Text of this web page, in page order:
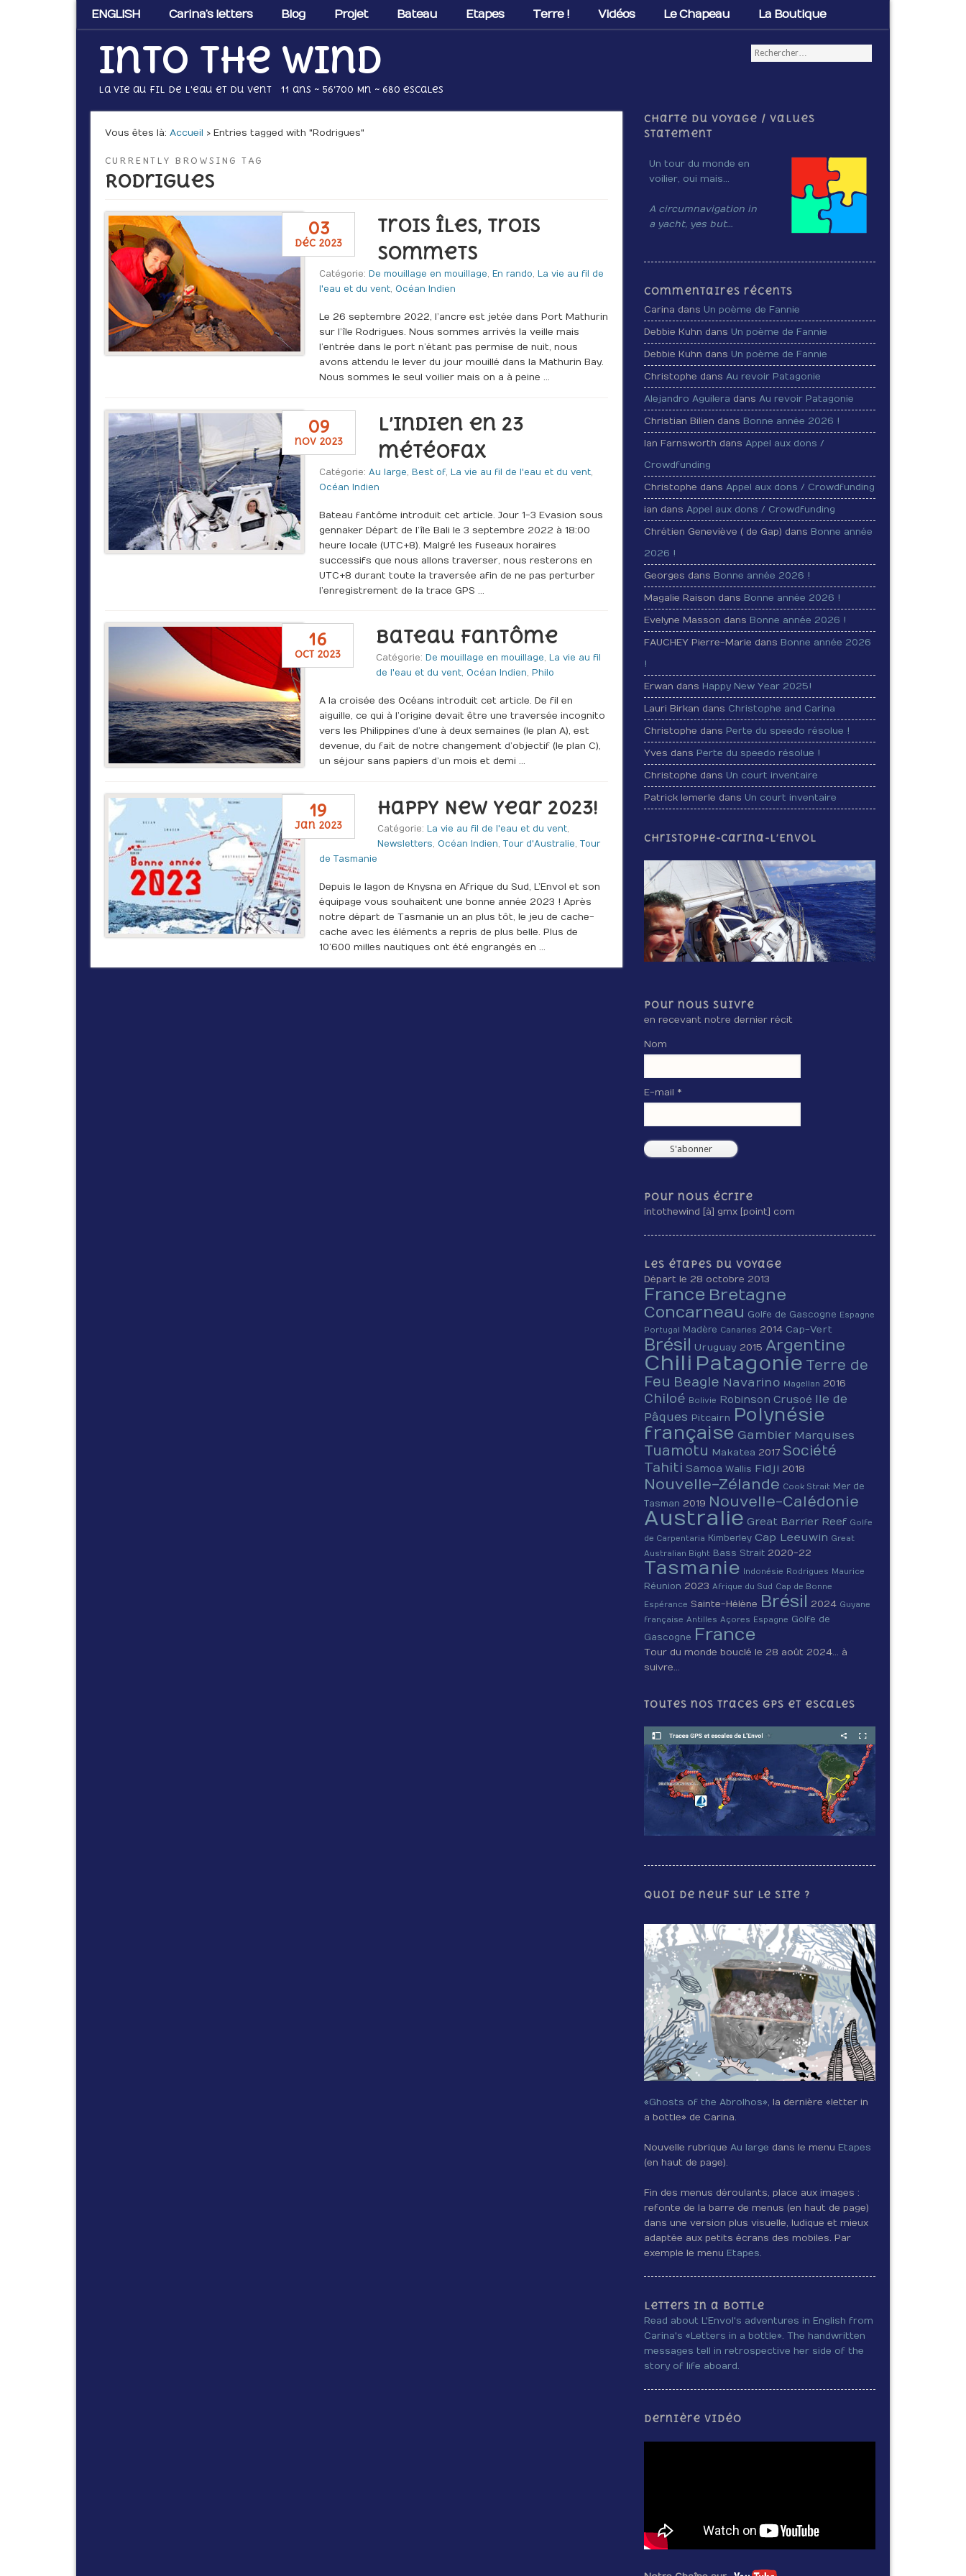
ENGLISH Carina’s letters Blog Projet Bateau Etapes Terre ! Vidéos Le Chapeau La Boutique
Into the wind
La vie au fil de l'eau et du vent 11 ans ~ 56’700 Mn ~ 680 escales
Vous êtes là : Accueil › Entries tagged with "Rodrigues"
CURRENTLY BROWSING TAG
Rodrigues
03
déc 2023
Trois îles, trois
sommets
Catégorie: De mouillage en mouillage En rando La vie au fil de
l'eau et du vent, Océan Indien
Le 26 septembre 2022, l’ancre est jetée dans Port Mathurin
sur l’île Rodrigues. Nous sommes arrivés la veille mais
l’entrée dans le port n’étant pas permise de nuit, nous
avons attendu le lever du jour mouillé dans la Mathurin Bay.
Nous sommes le seul voilier mais on a à peine …
09
nov 2023
L’Indien en 23
météofax
Catégorie: Au large Best of, La vie au fil de l'eau et du vent,
Océan Indien
Bateau fantôme introduit cet article. Jour 1-3 Evasion sous
gennaker Départ de l’île Bali le 3 septembre 2022 à 18:00
heure locale (UTC+8). Malgré les fuseaux horaires
successifs que nous allons traverser, nous resterons en
UTC+8 durant toute la traversée afin de ne pas perturber
l’enregistrement de la trace GPS …
16
oct 2023
Bateau fantôme
Catégorie: De mouillage en mouillage, La vie au fil
de l'eau et du vent,Océan Indien, Philo
A la croisée des Océans introduit cet article. De fil en
aiguille, ce qui à l’origine devait être une traversée incognito
vers les Philippines d’une à deux semaines (le plan A), est
devenue, du fait de notre changement d’objectif (le plan C),
un séjour sans papiers d’un mois et demi …
19
jan 2023
Happy New Year 2023!
Catégorie: La vie au fil de l'eau et du vent,
Newsletters,Océan Indien,Tour d'Australie,Tour
de Tasmanie
Depuis le lagon de Knysna en Afrique du Sud, L’Envol et son
équipage vous souhaitent une bonne année 2023 ! Après
notre départ de Tasmanie un an plus tôt, le jeu de cache-
cache avec les éléments a repris de plus belle. Plus de
10’600 milles nautiques ont été engrangés en …
Charte du voyage / Values
Statement
Un tour du monde en
voilier, oui mais…
A circumnavigation in
a yacht, yes but…
Commentaires récents
Carina dans Un poème de Fannie
Debbie Kuhn dans Un poème de Fannie
Debbie Kuhn dans Un poème de Fannie
Christophe dansAu revoir Patagonie
Alejandro Aguilera dansAu revoir Patagonie
Christian Bilien dans Bonne année 2026 !
Ian Farnsworth dansAppel aux dons /
Crowdfunding
Christophe dansAppel aux dons / Crowdfunding
ian dansAppel aux dons / Crowdfunding
Chrétien Geneviève ( de Gap) dans Bonne année
2026 !
Georges dans Bonne année 2026 !
Magalie Raison dans Bonne année 2026 !
Evelyne Masson dans Bonne année 2026 !
FAUCHEY Pierre-Marie dans Bonne année 2026
!
Erwan dans Happy New Year 2025!
Lauri Birkan dans Christophe and Carina
Christophe dans Perte du speedo résolue !
Yves dans Perte du speedo résolue !
Christophe dans Un court inventaire
Patrick lemerle dans Un court inventaire
Christophe-Carina-L’Envol
Pour nous suivre
en recevant notre dernier récit
Nom
E-mail *
Pour nous écrire
intothewind [à] gmx [point] com
Les étapes du voyage
Départ le 28 octobre 2013
France Bretagne
Concarneau Golfe de Gascogne Espagne
Portugal Madère Canaries 2014 Cap-Vert
Brésil Uruguay 2015Argentine
Chili Patagonie Terre de
Feu Beagle Navarino Magellan 2016
Chiloé Bolivie Robinson Crusoé Ile de
Pâques Pitcairn Polynésie
française Gambier Marquises
Tuamotu Makatea 2017Société
Tahiti Samoa Wallis Fidji 2018
Nouvelle-Zélande Cook Strait Mer de
Tasman 2019 Nouvelle-Calédonie
Australie Great Barrier Reef Golfe
de Carpentaria Kimberley Cap Leeuwin Great
Australian Bight Bass Strait 2020-22
Tasmanie Indonésie Rodrigues Maurice
Réunion 2023Afrique du Sud Cap de Bonne
Espérance Sainte-Hélène Brésil 2024 Guyane
française Antilles Açores Espagne Golfe de
Gascogne France
Tour du monde bouclé le 28 août 2024… à
suivre…
Toutes nos traces GPS et escales
Quoi de neuf sur le site ?
«Ghosts of the Abrolhos», la dernière «letter in
a bottle» de Carina.
Nouvelle rubriqueAu large dans le menu Etapes
(en haut de page).
Fin des menus déroulants, place aux images :
refonte de la barre de menus (en haut de page)
dans une version plus visuelle, ludique et mieux
adaptée aux petits écrans des mobiles. Par
exemple le menu Etapes.
Letters in a bottle
Read about L'Envol's adventures in English from
Carina's «Letters in a bottle». The handwritten
messages tell in retrospective her side of the
story of life aboard.
Dernière vidéo